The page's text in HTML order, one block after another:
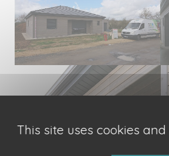
This site uses cookies